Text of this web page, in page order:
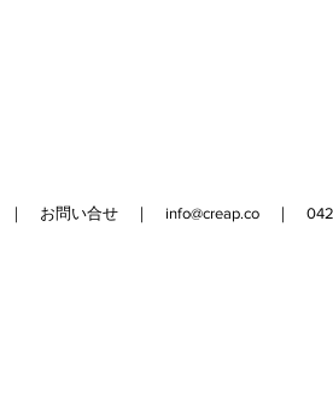
｜ お問い合せ ｜ info@creap.co ｜ 042